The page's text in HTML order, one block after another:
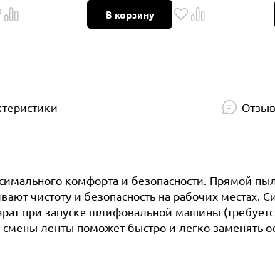
В корзину
комфорта и безопасности. Прямой
чистоту и безопасность на рабочих местах.
при запуске шлифовальной машины
ленты поможет быстро и легко заменять